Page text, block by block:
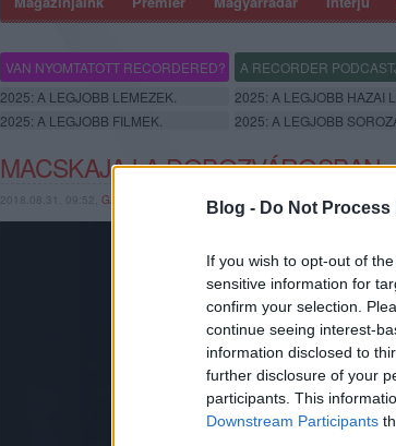
Blog - Do Not
If you wish to opt-out of
sensitive information for
confirm your selection.
continue seeing interest-
information disclosed to
further disclosure of your
participants. This
Downstream Participants
VAN NYOMTATOTT RECORDERED? A RECORDER
2025: A LEGJOBB LEMEZEK.
2025: A LEGJOBB HAZAI
2025: A LEGJOBB FILMEK.
2025: A LEGJOBB
MACSKAJAJ A DOBOZVÁROSBAN
2018.08.31. 09:52, GAINES